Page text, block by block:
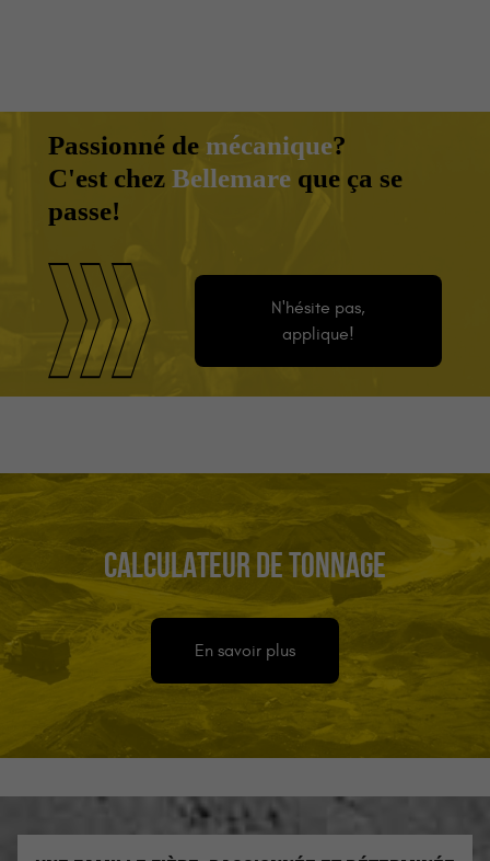
Passionné de mécanique?
C'est chez Bellemare que ça se
passe!
N'hésite pas,
applique!
CALCULATEUR DE TONNAGE
En savoir plus